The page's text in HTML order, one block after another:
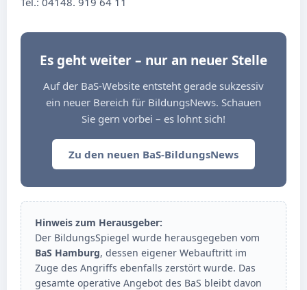
Es geht weiter – nur an neuer Stelle
Auf der BaS-Website entsteht gerade sukzessiv
ein neuer Bereich für BildungsNews. Schauen
Sie gern vorbei – es lohnt sich!
Zu den neuen BaS-BildungsNews
Hinweis zum Herausgeber:
Der BildungsSpiegel wurde herausgegeben vom
BaS Hamburg, dessen eigener Webauftritt im
Zuge des Angriffs ebenfalls zerstört wurde. Das
gesamte operative Angebot des BaS bleibt davon